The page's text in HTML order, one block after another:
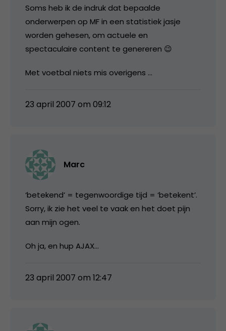
Soms heb ik de indruk dat bepaalde
onderwerpen op MF in een statistiek jasje
worden gehesen, om actuele en
spectaculaire content te genereren 😉
Met voetbal niets mis overigens …
23 april 2007 om 09:12
Marc
‘betekend’ = tegenwoordige tijd = ‘betekent’.
Sorry, ik zie het veel te vaak en het doet pijn
aan mijn ogen.
Oh ja, en hup AJAX…
23 april 2007 om 12:47